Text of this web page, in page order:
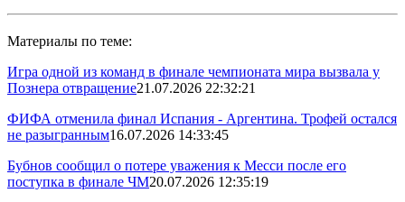
Материалы по теме:
Игра одной из команд в финале чемпионата мира вызвала у
Познера отвращение21.07.2026 22:32:21
ФИФА отменила финал Испания - Аргентина. Трофей остался
не разыгранным16.07.2026 14:33:45
Бубнов сообщил о потере уважения к Месси после его
поступка в финале ЧМ20.07.2026 12:35:19